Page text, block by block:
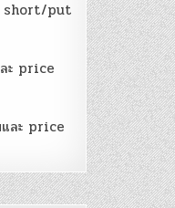
short/put
ะ price
และ price